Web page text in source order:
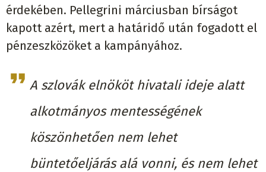
érdekében. Pellegrini márciusban bírságot
kapott azért, mert a határidő után fogadott el
pénzeszközöket a kampányához.
A szlovák elnököt hivatali ideje alatt
alkotmányos mentességének
köszönhetően nem lehet
büntetőeljárás alá vonni, és nem lehet